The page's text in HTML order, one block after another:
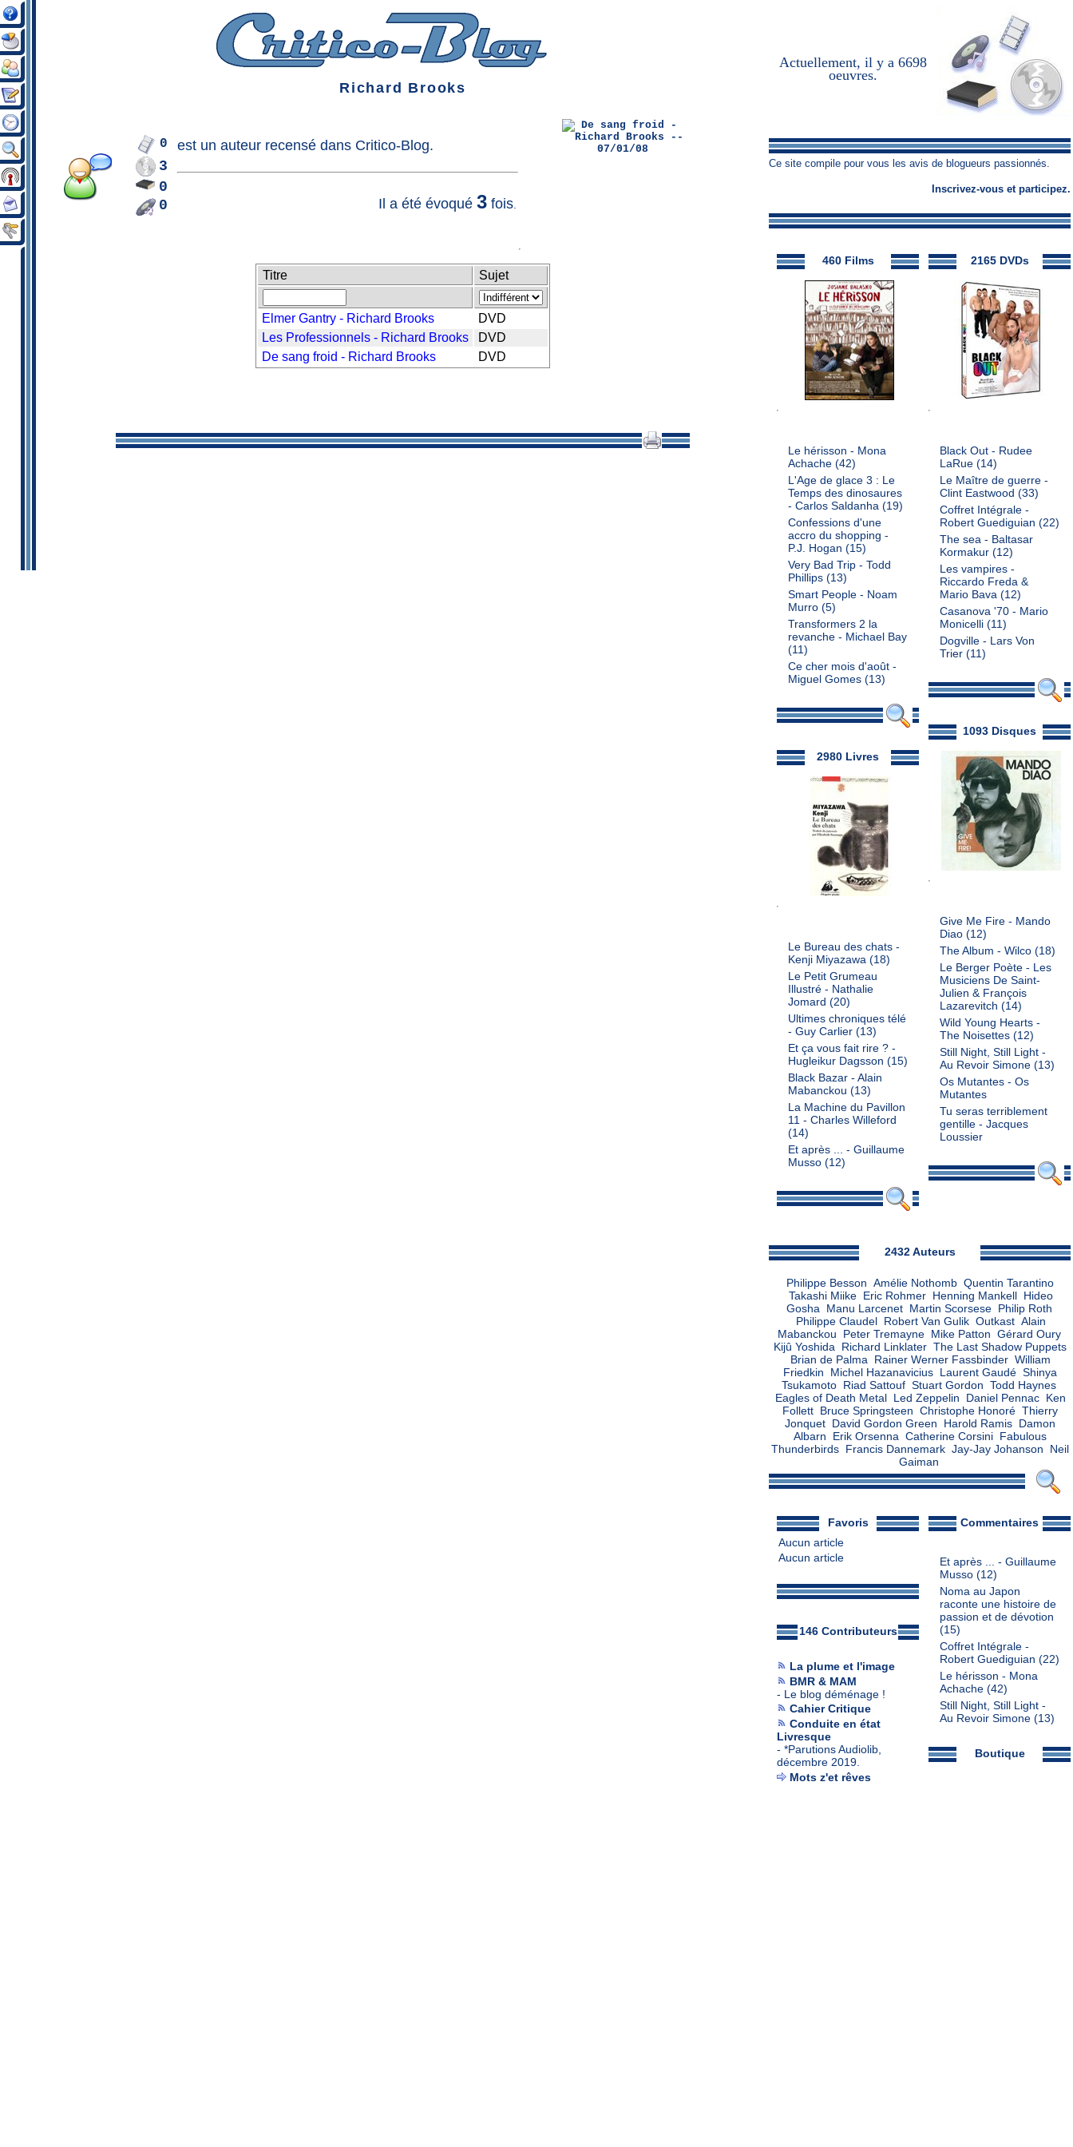
Actuellement, il y a 6698
oeuvres.
Ce site compile pour vous les avis de blogueurs passionnés.
Inscrivez-vous et participez.
2165 DVDs
Black Out - Rudee
LaRue(14)
Le Maître de guerre -
Clint Eastwood (33)
Coffret Intégrale -
Robert Guediguian (22)
The sea - Baltasar
Kormakur(12)
Les vampires -
Riccardo Freda &
Mario Bava(12)
Casanova '70 - Mario
Monicelli(11)
Dogville - Lars Von
Trier(11)
1093 Disques
Give Me Fire - Mando
Diao(12)
The Album - Wilco(18)
Le Berger Poète - Les
Musiciens De Saint-
Julien & François
Lazarevitch (14)
Wild Young Hearts -
The Noisettes(12)
Still Night, Still Light -
Au Revoir Simone(13)
Os Mutantes - Os
Mutantes
Tu seras terriblement
gentille - Jacques
Loussier
460 Films
Le hérisson - Mona
Achache(42)
L'Age de glace 3 : Le
Temps des dinosaures
- Carlos Saldanha(19)
Confessions d'une
accro du shopping -
P.J. Hogan (15)
Very Bad Trip - Todd
Phillips(13)
Smart People - Noam
Murro(5)
Transformers 2 la
revanche - Michael Bay
(11)
Ce cher mois d'août -
Miguel Gomes(13)
2980 Livres
Le Bureau des chats -
Kenji Miyazawa(18)
Le Petit Grumeau
Illustré - Nathalie
Jomard (20)
Ultimes chroniques télé
- Guy Carlier(13)
Et ça vous fait rire ? -
Hugleikur Dagsson (15)
Black Bazar - Alain
Mabanckou (13)
La Machine du Pavillon
11 - Charles Willeford
(14)
Et après ... - Guillaume
Musso(12)
2432 Auteurs
Philippe Besson Amélie Nothomb Quentin Tarantino
Takashi Miike
Eric Rohmer Henning Mankell
Hideo
Gosha
Manu Larcenet Martin Scorsese
Philip Roth
Philippe Claudel
Robert Van Gulik Outkast Alain
Mabanckou
Peter Tremayne Mike Patton Gérard Oury
Kijû Yoshida
Richard Linklater The Last Shadow Puppets
Brian de Palma
Rainer Werner Fassbinder William
Friedkin
Michel Hazanavicius Laurent Gaudé Shinya
Tsukamoto
Riad Sattouf Stuart Gordon Todd Haynes
Eagles of Death Metal
Led Zeppelin Daniel Pennac
Ken
Follett
Bruce Springsteen Christophe Honoré Thierry
Jonquet
David Gordon Green Harold Ramis
Damon
Albarn
Erik Orsenna Catherine Corsini
Fabulous
Thunderbirds
Francis Dannemark Jay-Jay Johanson
Neil
Gaiman
Commentaires
Et après ... - Guillaume
Musso(12)
Noma au Japon
raconte une histoire de
passion et de dévotion
(15)
Coffret Intégrale -
Robert Guediguian (22)
Le hérisson - Mona
Achache(42)
Still Night, Still Light -
Au Revoir Simone(13)
Boutique
Favoris
Aucun article
Aucun article
146 Contributeurs
La plume et l'image
BMR & MAM
- Le blog déménage !
Cahier Critique
Conduite en état
Livresque
- *Parutions Audiolib,
décembre 2019.
Mots z'et rêves
Richard Brooks
0
3
0
0
est un auteurrecensé dans Critico-Blog.
Il a été évoqué 3fois.
Titre Sujet
Elmer Gantry - Richard Brooks
DVD
Les Professionnels - Richard Brooks
DVD
De sang froid - Richard Brooks
DVD